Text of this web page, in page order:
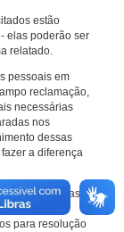
estão
elas poderão ser
relatado.
pessoais em
reclamação,
necessárias
nos
dessas
a diferença
de empresas
para resolução